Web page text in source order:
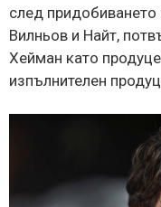
след придобиването
Вилньов и Найт,
Хейман като
изпълнителен